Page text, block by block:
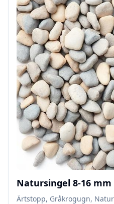
Natursingel 8-16 mm
Ärtstopp, Gråkrogugn,